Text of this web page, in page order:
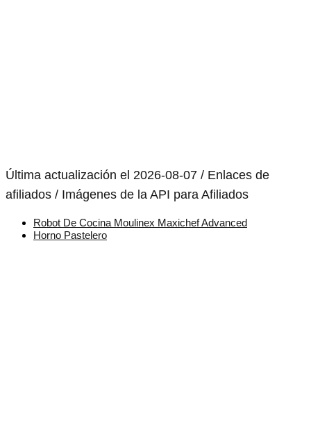
Última actualización el 2026-08-07 / Enlaces de
afiliados / Imágenes de la API para Afiliados
Robot De Cocina Moulinex Maxichef Advanced
Horno Pastelero